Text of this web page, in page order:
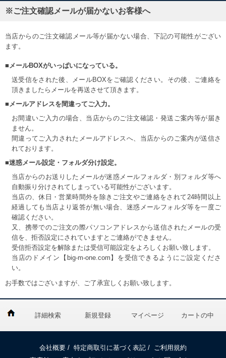
※ご注文確認メールが届かないお客様へ
当店からのご注文確認メール等が届かない場合、下記の可能性がござい
ます。
■メールBOXがいっぱいになっている。
送受信をされた後、メールBOXをご確認ください。その後、ご連絡を
頂きましたらメールを再送させて頂きます。
■メールアドレスを間違ってご入力。
お間違いご入力の場合、当店からのご注文確認・発送ご案内等が届き
ません。
間違ってご入力されたメールアドレスへ、当店からのご案内が送信さ
れております。
■迷惑メール設定・フォルダ分け設定。
当店からのお送りしたメールが迷惑メールフォルダ・別フォルダ等へ
自動振り分けされてしまっている可能性がございます。
当店の、休日・営業時間外を除きご注文やご連絡をされて24時間以上
経過しても当店より返答が無い場合、迷惑メールフォルダ等を一度ご
確認ください。
又、携帯でのご注文の際パソコンアドレスから送信されたメールの受
信を、拒否設定にされていますとご連絡ができません。
受信拒否設定を解除または受信可能設定をよろしくお願い致します。
当店のドメイン【big-m-one.com】を受信できるようにご設定くださ
い。
お手数ではございますが、ご了承宜しくお願い致します。
詳細検索 新規登録 マイページ カートの中
会社概要 / 特定商取引に基づく表記 / ご利用規約